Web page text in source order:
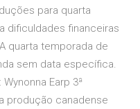
para quarta
dificuldades financeiras
quarta temporada de
sem data específica.
Wynonna Earp 3ª
produção canadense